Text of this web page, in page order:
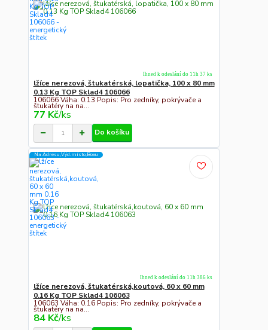
lžíce nerezová, štukatérská, lopatička, 100 x 80 mm
0.13 Kg TOP Sklad4 106066
106066 Váha: 0.13 Popis: Pro zedníky, pokrývače a
štukatéry na na...
77 Kč/ks
Ihned k odeslání do 11h 37 ks
Do košíku
Na Adresu,Výd.místo,Boxu
lžíce nerezová, štukatérská,koutová, 60 x 60 mm
0.16 Kg TOP Sklad4 106063
106063 Váha: 0.16 Popis: Pro zedníky, pokrývače a
štukatéry na na...
84 Kč/ks
Ihned k odeslání do 11h 386 ks